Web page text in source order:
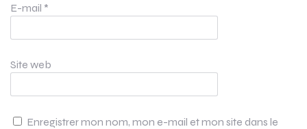
E-mail *
Site web
Enregistrer mon nom, mon e-mail et mon site dans le